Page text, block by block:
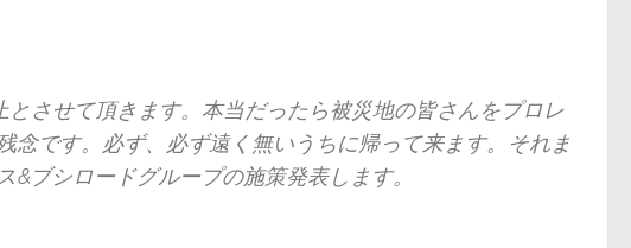
させて頂きます。本当だったら被災地の皆さんをプロレ
念です。必ず、必ず遠く無いうちに帰って来ます。それま
ブシロードグループの施策発表します。